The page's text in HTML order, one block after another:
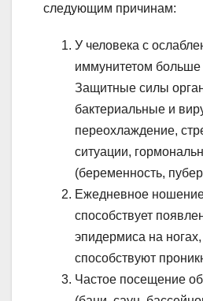
следующим причинам:
У человека с
иммунитетом больше
Защитные силы
бактериальные и
переохлаждение,
ситуации,
(беременность,
Ежедневное
способствует
эпидермиса на
способствуют
Частое посещение